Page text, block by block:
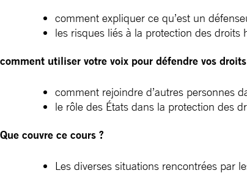
comment expliquer ce qu’est un
les risques liés à la protection des droits
comment utiliser votre voix pour défendre vos
comment rejoindre d’autres personnes
le rôle des États dans la protection des
Que couvre ce cours ?
Les diverses situations rencontrées par